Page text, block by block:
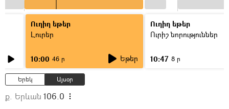
Ուղիղ եթեր
Լուրեր
10:00 46 ր Եթեր
Ուղիղ եթեր
Ուրիշ նորություններ
10:47 8 ր
Երեկ Այսօր
ք. Երևան 106.0